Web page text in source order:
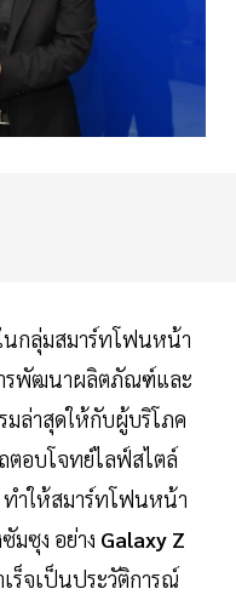
นกลุ่มสมาร์ทโฟนหน้า
รพัฒนาผลิตภัณฑ์และ
มล่าสุดให้กับผู้บริโภค
ตอบโจทย์ไลฟ์สไตล์
ทำให้สมาร์ทโฟนหน้า
มซุง อย่าง Galaxy Z
ร็จเป็นประวัติการณ์